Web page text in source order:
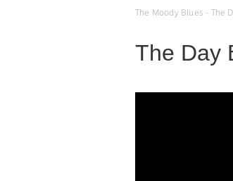
The Moody Blues - The
The Day